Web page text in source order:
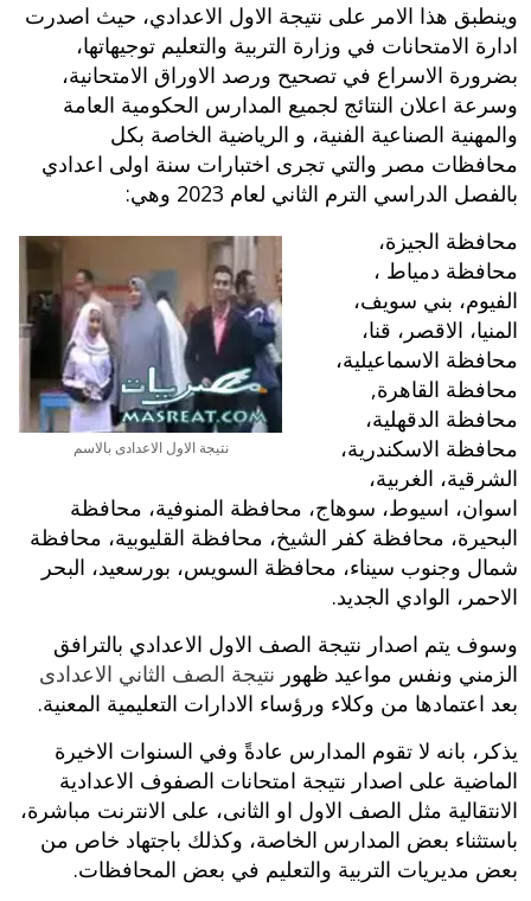
وينطبق هذا الامر على نتيجة الاول الاعدادي، حيث اصدرت
ادارة الامتحانات في وزارة التربية والتعليم توجيهاتها،
بضرورة الاسراع في تصحيح ورصد الاوراق الامتحانية،
وسرعة اعلان النتائج لجميع المدارس الحكومية العامة
والمهنية الصناعية الفنية، و الرياضية الخاصة بكل
محافظات مصر والتي تجرى اختبارات سنة اولى اعدادي
بالفصل الدراسي الترم الثاني لعام 2023 وهي:
نتيجة الاول الاعدادى بالاسم
محافظة الجيزة،
محافظة دمياط ،
الفيوم، بني سويف،
المنيا، الاقصر، قنا،
محافظة الاسماعيلية،
محافظة القاهرة,
محافظة الدقهلية،
محافظة الاسكندرية،
الشرقية، الغربية،
اسوان، اسيوط، سوهاج، محافظة المنوفية، محافظة
البحيرة، محافظة كفر الشيخ، محافظة القليوبية، محافظة
شمال وجنوب سيناء، محافظة السويس، بورسعيد، البحر
الاحمر، الوادي الجديد.
وسوف يتم اصدار نتيجة الصف الاول الاعدادي بالترافق
الزمني ونفس مواعيد ظهور نتيجة الصف الثاني الاعدادى
بعد اعتمادها من وكلاء ورؤساء الادارات التعليمية المعنية.
يذكر، بانه لا تقوم المدارس عادةً وفي السنوات الاخيرة
الماضية على اصدار نتيجة امتحانات الصفوف الاعدادية
الانتقالية مثل الصف الاول او الثانى، على الانترنت مباشرة،
باستثناء بعض المدارس الخاصة، وكذلك باجتهاد خاص من
بعض مديريات التربية والتعليم في بعض المحافظات.